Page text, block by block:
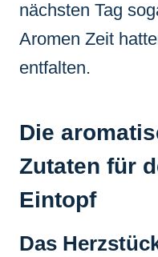
nächsten Tag
Aromen Zeit
entfalten.
Die
Zutaten für
Eintopf
Das